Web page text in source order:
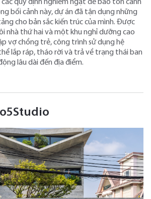
các quy định nghiêm ngặt để bảo tồn cảnh
bối cảnh này, dự án đã tận dụng những
cho bản sắc kiến ​​trúc của mình. Được
nhà thứ hai và một khu nghỉ dưỡng cao
vợ chồng trẻ, công trình sử dụng hệ
lắp ráp, tháo rời và trả về trạng thái ban
lâu dài đến địa điểm.